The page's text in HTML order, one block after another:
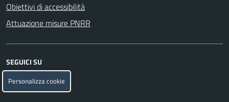
Obiettivi di accessibilità
Attuazione misure PNRR
SEGUICI SU
FacebookTelegram
Personalizza cookie